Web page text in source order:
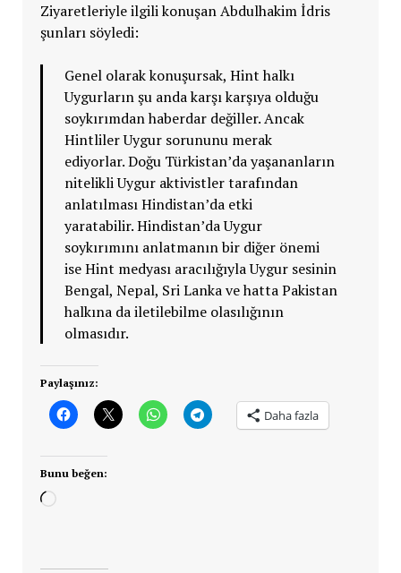
Ziyaretleriyle ilgili konuşan Abdulhakim İdris
şunları söyledi:
Genel olarak konuşursak, Hint halkı
Uygurların şu anda karşı karşıya olduğu
soykırımdan haberdar değiller. Ancak
Hintliler Uygur sorununu merak
ediyorlar. Doğu Türkistan’da yaşananların
nitelikli Uygur aktivistler tarafından
anlatılması Hindistan’da etki
yaratabilir. Hindistan’da Uygur
soykırımını anlatmanın bir diğer önemi
ise Hint medyası aracılığıyla Uygur sesinin
Bengal, Nepal, Sri Lanka ve hatta Pakistan
halkına da iletilebilme olasılığının
olmasıdır.
Paylaşınız:
Daha fazla
Bunu beğen:
Yükleniyor...